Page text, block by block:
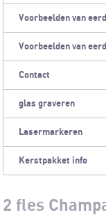
Voorbeelden van
Voorbeelden van
Contact
glas graveren
Lasermarkeren
Kerstpakket info
2 fles